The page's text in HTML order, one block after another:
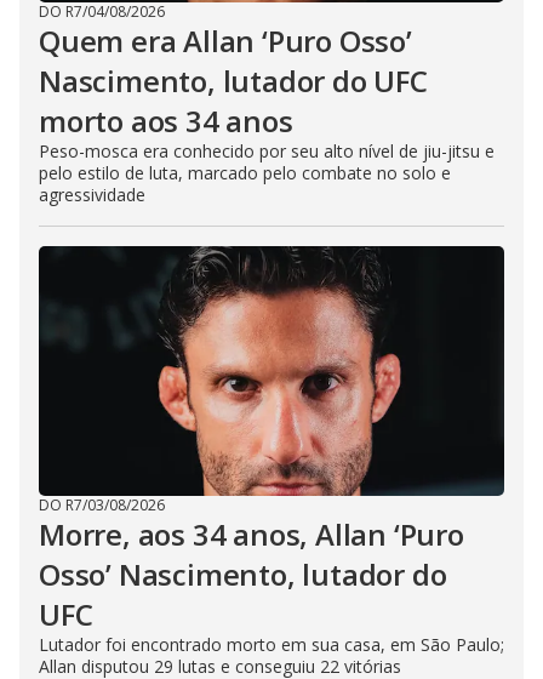
DO R7/04/08/2026
Quem era Allan ‘Puro Osso’
Nascimento, lutador do UFC
morto aos 34 anos
Peso-mosca era conhecido por seu alto nível de jiu-jitsu e
pelo estilo de luta, marcado pelo combate no solo e
agressividade
DO R7/03/08/2026
Morre, aos 34 anos, Allan ‘Puro
Osso’ Nascimento, lutador do
UFC
Lutador foi encontrado morto em sua casa, em São Paulo;
Allan disputou 29 lutas e conseguiu 22 vitórias